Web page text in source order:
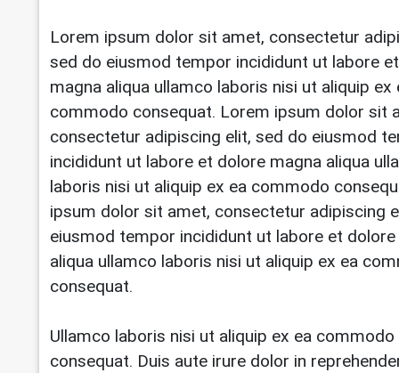
Lorem ipsum dolor sit amet, consectetur
sed do eiusmod tempor incididunt ut labore
magna aliqua ullamco laboris nisi ut aliquip ex
commodo consequat. Lorem ipsum dolor sit
consectetur adipiscing elit, sed do eiusmod
incididunt ut labore et dolore magna aliqua
laboris nisi ut aliquip ex ea commodo
ipsum dolor sit amet, consectetur adipiscing
eiusmod tempor incididunt ut labore et
aliqua ullamco laboris nisi ut aliquip ex ea
consequat.
Ullamco laboris nisi ut aliquip ex ea commodo
consequat. Duis aute irure dolor in